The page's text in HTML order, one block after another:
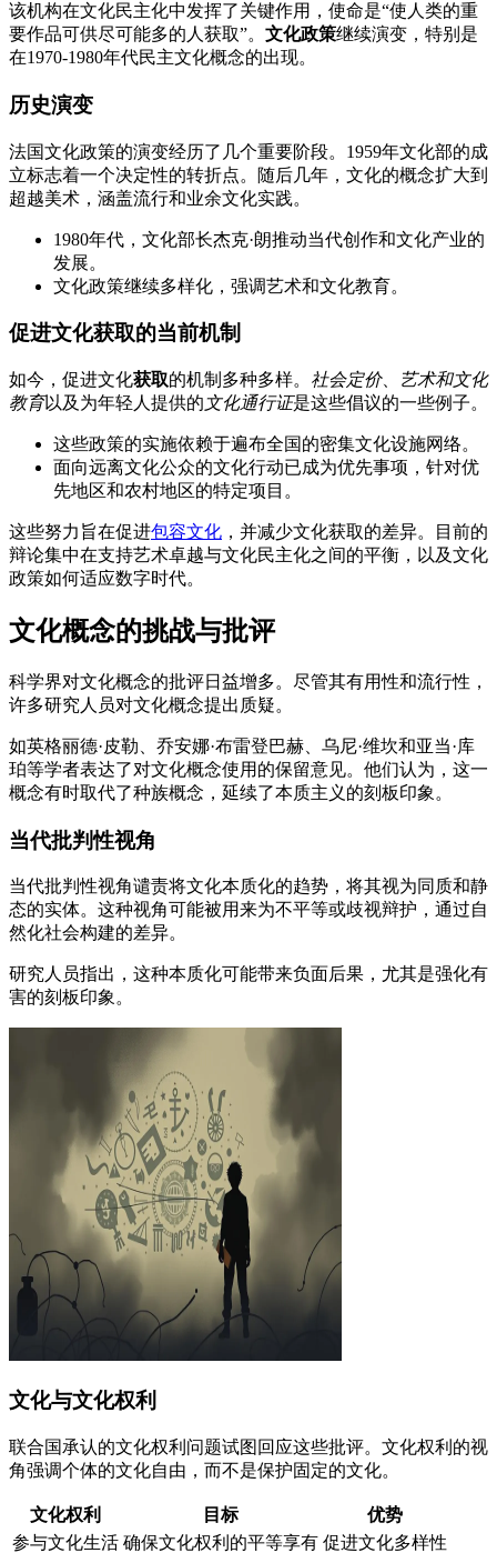
该机构在文化民主化中发挥了关键作用，使命是“使人类的重
要作品可供尽可能多的人获取”。 文化政策继续演变，特别是
在1970-1980年代民主文化概念的出现。
历史演变
法国文化政策的演变经历了几个重要阶段。1959年文化部的成
立标志着一个决定性的转折点。随后几年，文化的概念扩大到
超越美术，涵盖流行和业余文化实践。
1980年代，文化部长杰克·朗推动当代创作和文化产业的
发展。
文化政策继续多样化，强调艺术和文化教育。
促进文化获取的当前机制
如今，促进文化获取的机制多种多样。 社会定价、
艺术和文化
教育以及为年轻人提供的文化通行证是这些倡议的一些例子。
这些政策的实施依赖于遍布全国的密集文化设施网络。
面向远离文化公众的文化行动已成为优先事项，针对优
先地区和农村地区的特定项目。
这些努力旨在促进包容文化 ，并减少文化获取的差异。目前的
辩论集中在支持艺术卓越与文化民主化之间的平衡，以及文化
政策如何适应数字时代。
文化概念的挑战与批评
科学界对文化概念的批评日益增多。尽管其有用性和流行性，
许多研究人员对文化概念提出质疑。
如英格丽德·皮勒、乔安娜·布雷登巴赫、乌尼·维坎和亚当·库
珀等学者表达了对文化概念使用的保留意见。他们认为，这一
概念有时取代了种族概念，延续了本质主义的刻板印象。
当代批判性视角
当代批判性视角谴责将文化本质化的趋势，将其视为同质和静
态的实体。这种视角可能被用来为不平等或歧视辩护，通过自
然化社会构建的差异。
研究人员指出，这种本质化可能带来负面后果，尤其是强化有
害的刻板印象。
文化与文化权利
联合国承认的文化权利问题试图回应这些批评。文化权利的视
角强调个体的文化自由，而不是保护固定的文化。
文化权利 目标
优势
参与文化生活 确保文化权利的平等享有 促进文化多样性